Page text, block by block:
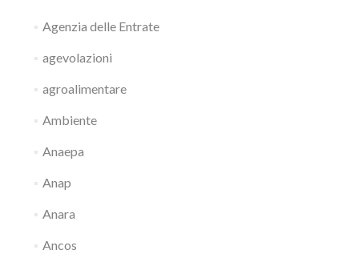
Agenzia delle Entrate
agevolazioni
agroalimentare
Ambiente
Anaepa
Anap
Anara
Ancos